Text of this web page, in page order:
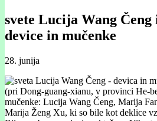
svete Lucija Wang
device in mučenke
28. junija
(pri Dong-guang-xianu, v provinci He-
mučenke: Lucija Wang Čeng, Marija
Marija Ženg Xu, ki so bile kot deklice